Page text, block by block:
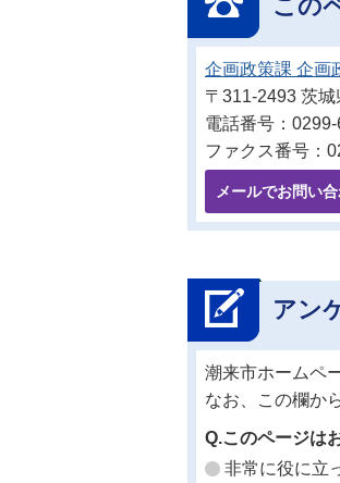
この
企画政策課 企画
〒311-2493 茨
電話番号：
ファクス番号：
メールでお問い
アン
潮来市ホームペ
なお、この欄か
Q.このページは
非常に役に立